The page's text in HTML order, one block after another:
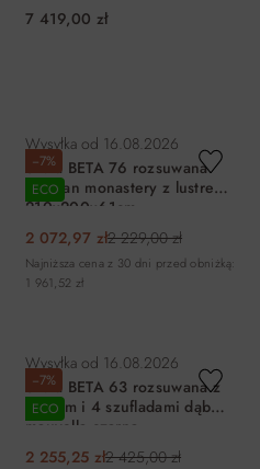
7 419,00 zł
−7%
ECO
Wysyłka od 16.08.2026
Szafa BETA 76 rozsuwana
dąb san monastery z lustrem
210x200x61cm
2 072,97 zł2 229,00 zł
Najniższa cena z 30 dni przed obniżką:
1 961,52 zł
−7%
ECO
Wysyłka od 16.08.2026
Szafa BETA 63 rozsuwana z
lustrem i 4 szufladami dąb
mauvella czarna
210x200x61cm
2 255,25 zł2 425,00 zł